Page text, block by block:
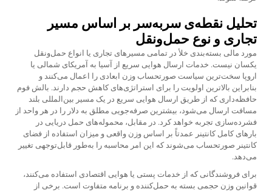
تحلیل نقطه‌ی سربه‌سر بر اساس مسیر
تجاری و نوع حمل‌ونقل
مورد مالی بسته‌بندی خلأ در تمامی مسیرهای تجاری یا انواع حمل‌ونقل
یکسان نیست. خدمات ارسال هوایی سریع از آسیا به آمریکای شمالی یا
اروپا سخت‌ترین سیاست صورتحساب وزن ابعادی را اعمال می‌کنند و
بنابراین بالاترین اولویت را برای استراتژی‌های کاهش حجم دارند. بالش فوم
حافظه‌داری که از طریق ارسال هوایی سریع در یک مسیر بین‌المللی بلند
مسافت ارسال می‌شود، بیشترین صرفه‌جویی مطلق به دلار را در هر واحد از
فشرده‌سازی تجربه خواهد کرد. در مقابل، محموله‌های حمل دریایی در
بارهای کامل کانتینر عمدتاً بر اساس وزن واقعی و میزان استفاده از فضای
کانتینر صورتحساب می‌شوند که این امر محاسبه را به‌طور قابل‌توجهی تغییر
می‌دهد.
برای فروشندگانی که از خدمات پستی یا هوایی اقتصادی استفاده می‌کنند،
قوانین وزن حجمی بسته به حمل‌کننده و برنامه متفاوت است. برخی از